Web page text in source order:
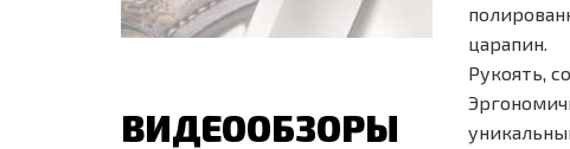
царапин.
Рукоять,
ВИДЕООБЗОРЫ